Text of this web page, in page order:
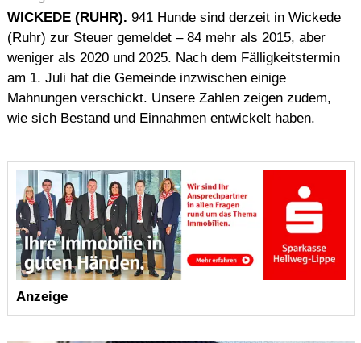
Suche
WICKEDE (RUHR). 941 Hunde sind derzeit in Wickede
(Ruhr) zur Steuer gemeldet – 84 mehr als 2015, aber
weniger als 2020 und 2025. Nach dem Fälligkeitstermin
am 1. Juli hat die Gemeinde inzwischen einige
Mahnungen verschickt. Unsere Zahlen zeigen zudem,
wie sich Bestand und Einnahmen entwickelt haben.
Anzeige